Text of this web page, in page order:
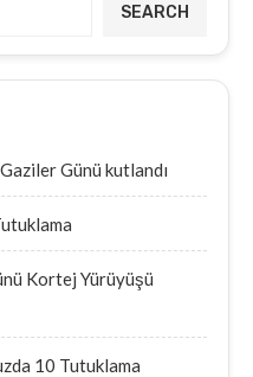
SEARCH
Günü kutlandı
Kortej Yürüyüşü
10 Tutuklama